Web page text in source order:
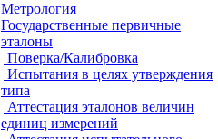
Метрология
Государственные первичные
эталоны
Поверка/Калибровка
Испытания в целях утверждения
типа
Аттестация эталонов величин
единиц измерений